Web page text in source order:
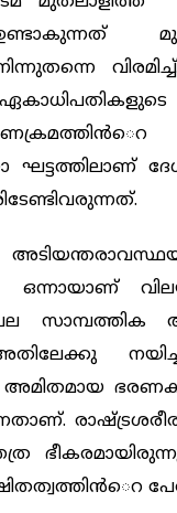
ഉണ്ടാകുന്നത്
ഘട്ടത്തിലാണ്
സാമ്പത്തിക
അതിലേക്കു